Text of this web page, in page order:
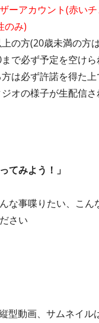
ーアカウント(赤い
のみ)
の方(20歳未満の方
で必ず予定を空け
は必ず許諾を得た
オの様子が生配信
てみよう！」
な事喋りたい、こ
さい
型動画、サムネイル